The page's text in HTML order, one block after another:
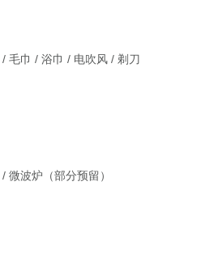
/ 毛巾 / 浴巾 / 电吹风 / 剃刀
/ 微波炉（部分预留）